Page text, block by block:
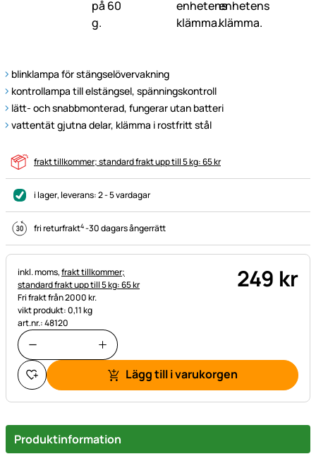
blinklampa för stängselövervakning
kontrollampa till elstängsel, spänningskontroll
lätt- och snabbmonterad, fungerar utan batteri
vattentät gjutna delar, klämma i rostfritt stål
frakt tillkommer; standard frakt upp till 5 kg: 65 kr
i lager, leverans:2 - 5 vardagar
fri returfrakt4-30 dagars ångerrätt
Skatteinformation:
inkl. moms,frakt tillkommer;
standard frakt upp till 5 kg: 65 kr
Fri frakt från 2000 kr.
vikt produkt: 0,11 kg
art.nr.: 48120
249 kr
Lägg till i varukorgen
Produktinformation